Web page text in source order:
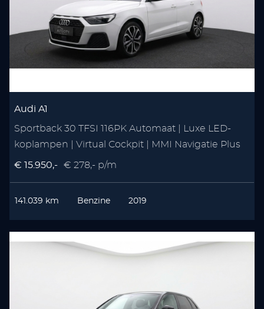
Audi A1
Sportback 30 TFSI 116PK Automaat | Luxe LED-
koplampen | Virtual Cockpit | MMI Navigatie Plus
€ 15.950,- € 278,- p/m
141.039 km Benzine 2019